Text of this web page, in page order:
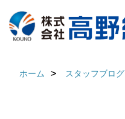
ホーム スタッフブログ